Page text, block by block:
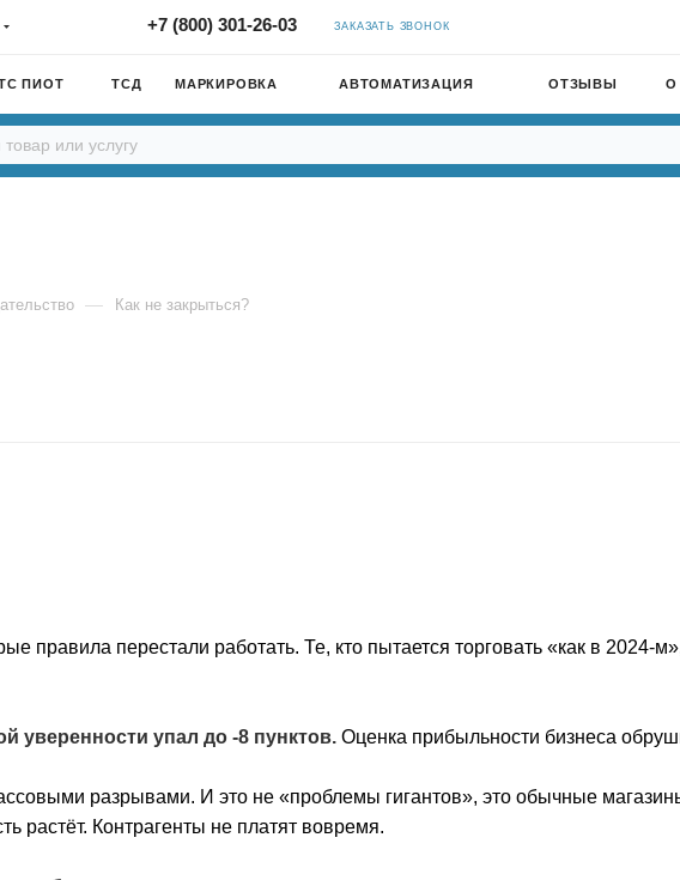
+7 (800) 301-26-03 ЗАКАЗАТЬ ЗВОНОК
ПИОТ ТСД МАРКИРОВКА АВТОМАТИЗАЦИЯ ОТЗЫВЫ О
— Как не закрыться?
правила перестали работать. Те, кто пытается торговать «как в 2024-
уверенности упал до -8 пунктов. Оценка прибыльности бизнеса
разрывами. И это не «проблемы гигантов», это обычные
растёт. Контрагенты не платят вовремя.